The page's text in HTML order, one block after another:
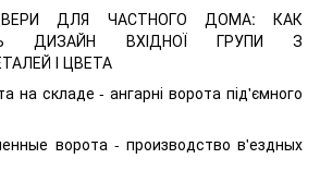
ДВЕРИ ДЛЯ ЧАСТНОГО ДОМА: КАК
ДИЗАЙН ВХІДНОЇ ГРУПИ З
І ЦВЕТА